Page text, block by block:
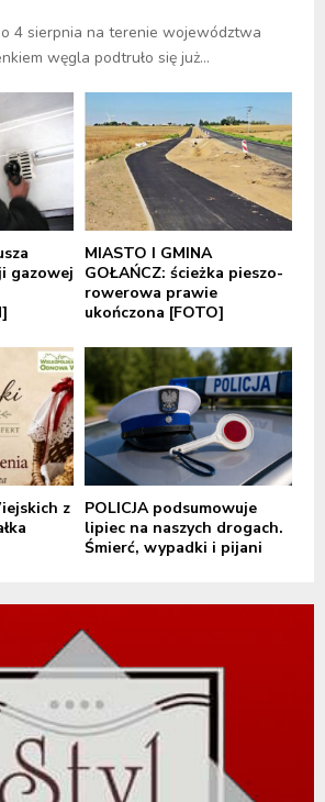
4 sierpnia na terenie województwa
węgla podtruło się już...
gazowej
MIASTO I GMINA
GOŁAŃCZ: ścieżka pieszo-
rowerowa prawie
ukończona [FOTO]
z
POLICJA podsumowuje
lipiec na naszych drogach.
Śmierć, wypadki i pijani